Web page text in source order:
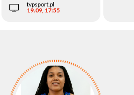
tvpsport.pl
19.09, 17:55